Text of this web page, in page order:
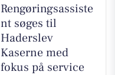
Rengøringsassiste
nt søges til
Haderslev
Kaserne med
fokus på service